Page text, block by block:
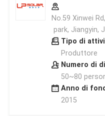
No.59 Xinwei
park, Jiangyin,
Tipo di
Produttore
Numero di
50~80
Anno di
2015